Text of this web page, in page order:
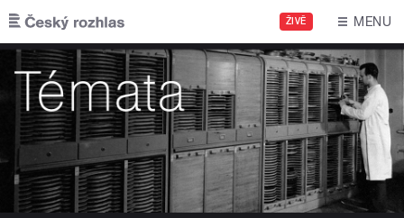
Přejít k hlavnímu obsahu
ŽIVĚ MENU